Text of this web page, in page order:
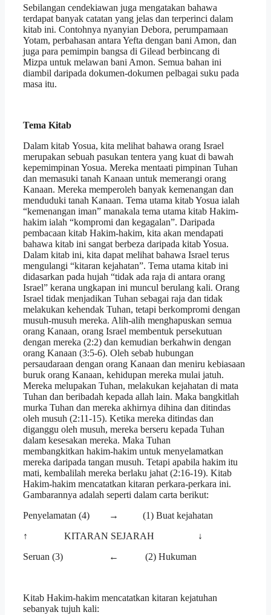
Sebilangan cendekiawan juga mengatakan bahawa
terdapat banyak catatan yang jelas dan terperinci dalam
kitab ini. Contohnya nyanyian Debora, perumpamaan
Yotam, perbahasan antara Yefta dengan bani Amon, dan
juga para pemimpin bangsa di Gilead berbincang di
Mizpa untuk melawan bani Amon. Semua bahan ini
diambil daripada dokumen-dokumen pelbagai suku pada
masa itu.
Tema Kitab
Dalam kitab Yosua, kita melihat bahawa orang Israel
merupakan sebuah pasukan tentera yang kuat di bawah
kepemimpinan Yosua. Mereka mentaati pimpinan Tuhan
dan memasuki tanah Kanaan untuk memerangi orang
Kanaan. Mereka memperoleh banyak kemenangan dan
menduduki tanah Kanaan. Tema utama kitab Yosua ialah
“kemenangan iman” manakala tema utama kitab Hakim-
hakim ialah “kompromi dan kegagalan”. Daripada
pembacaan kitab Hakim-hakim, kita akan mendapati
bahawa kitab ini sangat berbeza daripada kitab Yosua.
Dalam kitab ini, kita dapat melihat bahawa Israel terus
mengulangi “kitaran kejahatan”. Tema utama kitab ini
didasarkan pada hujah “tidak ada raja di antara orang
Israel” kerana ungkapan ini muncul berulang kali. Orang
Israel tidak menjadikan Tuhan sebagai raja dan tidak
melakukan kehendak Tuhan, tetapi berkompromi dengan
musuh-musuh mereka. Alih-alih menghapuskan semua
orang Kanaan, orang Israel membentuk persekutuan
dengan mereka (2:2) dan kemudian berkahwin dengan
orang Kanaan (3:5-6). Oleh sebab hubungan
persaudaraan dengan orang Kanaan dan meniru kebiasaan
buruk orang Kanaan, kehidupan mereka mulai jatuh.
Mereka melupakan Tuhan, melakukan kejahatan di mata
Tuhan dan beribadah kepada allah lain. Maka bangkitlah
murka Tuhan dan mereka akhirnya dihina dan ditindas
oleh musuh (2:11-15). Ketika mereka ditindas dan
diganggu oleh musuh, mereka berseru kepada Tuhan
dalam kesesakan mereka. Maka Tuhan
membangkitkan hakim-hakim untuk menyelamatkan
mereka daripada tangan musuh. Tetapi apabila hakim itu
mati, kembalilah mereka berlaku jahat (2:16-19). Kitab
Hakim-hakim mencatatkan kitaran perkara-perkara ini.
Gambarannya adalah seperti dalam carta berikut:
Penyelamatan (4) → (1) Buat kejahatan
↑ KITARAN SEJARAH ↓
Seruan (3) ← (2) Hukuman
Kitab Hakim-hakim mencatatkan kitaran kejatuhan
sebanyak tujuh kali: